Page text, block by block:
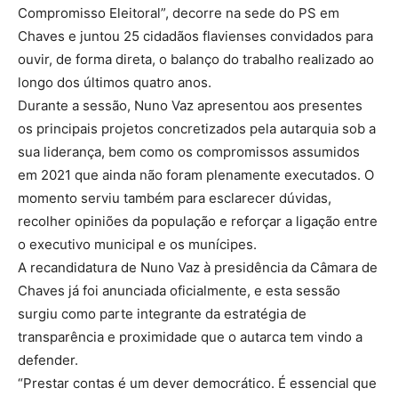
Compromisso Eleitoral”, decorre na sede do PS em
Chaves e juntou 25 cidadãos flavienses convidados para
ouvir, de forma direta, o balanço do trabalho realizado ao
longo dos últimos quatro anos.
Durante a sessão, Nuno Vaz apresentou aos presentes
os principais projetos concretizados pela autarquia sob a
sua liderança, bem como os compromissos assumidos
em 2021 que ainda não foram plenamente executados. O
momento serviu também para esclarecer dúvidas,
recolher opiniões da população e reforçar a ligação entre
o executivo municipal e os munícipes.
A recandidatura de Nuno Vaz à presidência da Câmara de
Chaves já foi anunciada oficialmente, e esta sessão
surgiu como parte integrante da estratégia de
transparência e proximidade que o autarca tem vindo a
defender.
“Prestar contas é um dever democrático. É essencial que